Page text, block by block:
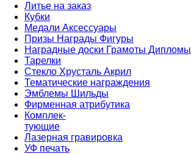
Литье на заказ
Кубки
Медали Аксессуары
Призы Награды Фигуры
Наградные доски Грамоты Дипломы
Тарелки
Стекло Хрусталь Акрил
Тематические награждения
Эмблемы Шильды
Фирменная атрибутика
Комплек-
тующие
Лазерная гравировка
УФ печать